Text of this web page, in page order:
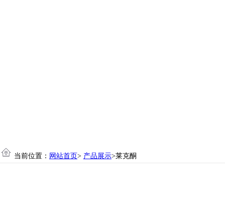
当前位置： 网站首页> 产品展示>莱克酮